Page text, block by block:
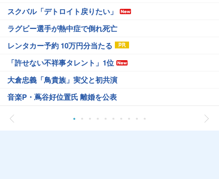
スクバル「デトロイト戻りたい」
ラグビー選手が熱中症で倒れ死亡
レンタカー予約 10万円分当たる
「許せない不祥事タレント」1位
大倉忠義「鳥貴族」実父と初共演
音楽P・蔦谷好位置氏 離婚を公表